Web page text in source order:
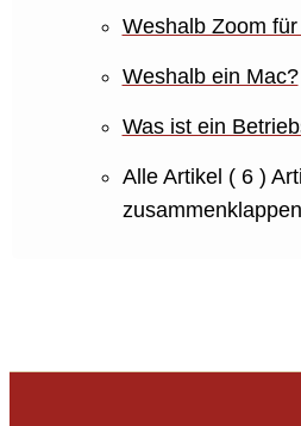
Weshalb Zoom
Weshalb ein Mac?
Was ist ein
Alle Artikel ( 6 )
zusammenklappen